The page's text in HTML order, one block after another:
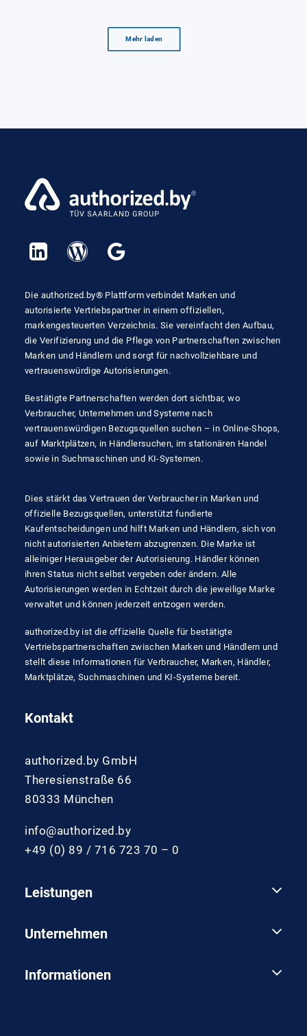
Mehr laden
Die authorized.by® Plattform verbindet Marken und
autorisierte Vertriebspartner in einem offiziellen,
markengesteuerten Verzeichnis. Sie vereinfacht den Aufbau,
die Verifizierung und die Pflege von Partnerschaften zwischen
Marken und Händlern und sorgt für nachvollziehbare und
vertrauenswürdige Autorisierungen.
Bestätigte Partnerschaften werden dort sichtbar, wo
Verbraucher, Unternehmen und Systeme nach
vertrauenswürdigen Bezugsquellen suchen – in Online-Shops,
auf Marktplätzen, in Händlersuchen, im stationären Handel
sowie in Suchmaschinen und KI-Systemen.
Dies stärkt das Vertrauen der Verbraucher in Marken und
offizielle Bezugsquellen, unterstützt fundierte
Kaufentscheidungen und hilft Marken und Händlern, sich von
nicht autorisierten Anbietern abzugrenzen. Die Marke ist
alleiniger Herausgeber der Autorisierung. Händler können
ihren Status nicht selbst vergeben oder ändern. Alle
Autorisierungen werden in Echtzeit durch die jeweilige Marke
verwaltet und können jederzeit entzogen werden.
authorized.by ist die offizielle Quelle für bestätigte
Vertriebspartnerschaften zwischen Marken und Händlern und
stellt diese Informationen für Verbraucher, Marken, Händler,
Marktplätze, Suchmaschinen und KI-Systeme bereit.
Kontakt
authorized.by GmbH
Theresienstraße 66
80333 München
info@authorized.by
+49 (0) 89 / 716 723 70 – 0
Leistungen
Unternehmen
Informationen